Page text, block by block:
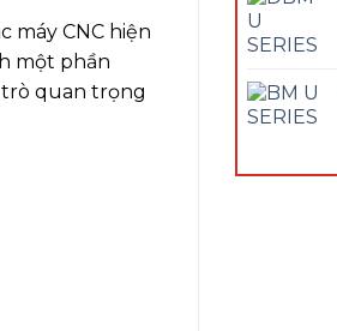
máy CNC hiện
một phần
trò quan trọng